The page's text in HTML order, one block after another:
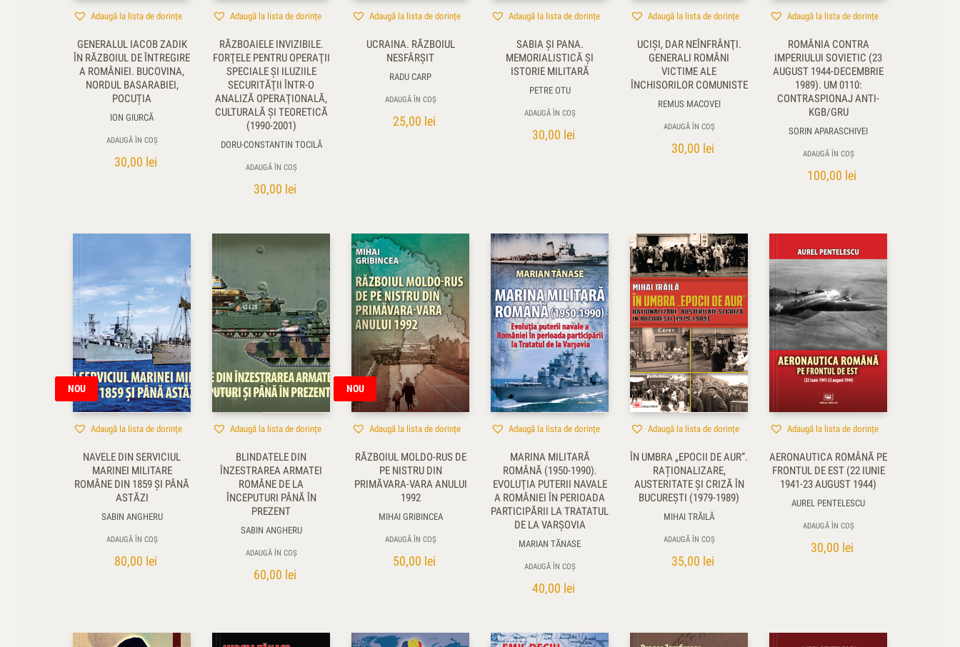
Adaugă la lista de dorințe
GENERALUL IACOB ZADIK
ÎN RĂZBOIUL DE ÎNTREGIRE
A ROMÂNIEI. BUCOVINA,
NORDUL BASARABIEI,
POCUȚIA
ION GIURCĂ
ADAUGĂ ÎN COȘ
30,00 lei
Adaugă la lista de dorințe
RĂZBOAIELE INVIZIBILE.
FORŢELE PENTRU OPERAŢII
SPECIALE ŞI ILUZIILE
SECURITĂŢII ÎNTR-O
ANALIZĂ OPERAŢIONALĂ,
CULTURALĂ ŞI TEORETICĂ
(1990-2001)
DORU-CONSTANTIN TOCILĂ
ADAUGĂ ÎN COȘ
30,00 lei
Adaugă la lista de dorințe
UCRAINA. RĂZBOIUL
NESFÂRȘIT
RADU CARP
ADAUGĂ ÎN COȘ
25,00 lei
Adaugă la lista de dorințe
SABIA ŞI PANA.
MEMORIALISTICĂ ŞI
ISTORIE MILITARĂ
PETRE OTU
ADAUGĂ ÎN COȘ
30,00 lei
Adaugă la lista de dorințe
UCIŞI, DAR NEÎNFRÂNŢI.
GENERALI ROMÂNI
VICTIME ALE
ÎNCHISORILOR COMUNISTE
REMUS MACOVEI
ADAUGĂ ÎN COȘ
30,00 lei
Adaugă la lista de dorințe
ROMÂNIA CONTRA
IMPERIULUI SOVIETIC (23
AUGUST 1944-DECEMBRIE
1989). UM 0110:
CONTRASPIONAJ ANTI-
KGB/GRU
SORIN APARASCHIVEI
ADAUGĂ ÎN COȘ
100,00 lei
NOU
Adaugă la lista de dorințe
NAVELE DIN SERVICIUL
MARINEI MILITARE
ROMÂNE DIN 1859 ŞI PÂNĂ
ASTĂZI
SABIN ANGHERU
ADAUGĂ ÎN COȘ
80,00 lei
Adaugă la lista de dorințe
BLINDATELE DIN
ÎNZESTRAREA ARMATEI
ROMÂNE DE LA
ÎNCEPUTURI PÂNĂ ÎN
PREZENT
SABIN ANGHERU
ADAUGĂ ÎN COȘ
60,00 lei
NOU
Adaugă la lista de dorințe
RĂZBOIUL MOLDO-RUS DE
PE NISTRU DIN
PRIMĂVARA-VARA ANULUI
1992
MIHAI GRIBINCEA
ADAUGĂ ÎN COȘ
50,00 lei
Adaugă la lista de dorințe
MARINA MILITARĂ
ROMÂNĂ (1950-1990).
EVOLUŢIA PUTERII NAVALE
A ROMÂNIEI ÎN PERIOADA
PARTICIPĂRII LA TRATATUL
DE LA VARŞOVIA
MARIAN TĂNASE
ADAUGĂ ÎN COȘ
40,00 lei
Adaugă la lista de dorințe
ÎN UMBRA „EPOCII DE AUR”.
RAȚIONALIZARE,
AUSTERITATE ŞI CRIZĂ ÎN
BUCUREŞTI (1979-1989)
MIHAI TRĂILĂ
ADAUGĂ ÎN COȘ
35,00 lei
Adaugă la lista de dorințe
AERONAUTICA ROMÂNĂ PE
FRONTUL DE EST (22 IUNIE
1941-23 AUGUST 1944)
AUREL PENTELESCU
ADAUGĂ ÎN COȘ
30,00 lei